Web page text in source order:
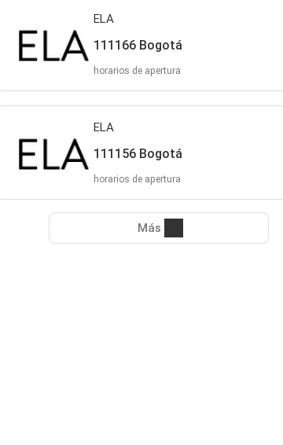
ELA
111166 Bogotá
horarios de apertura
ELA
111156 Bogotá
horarios de apertura
Más